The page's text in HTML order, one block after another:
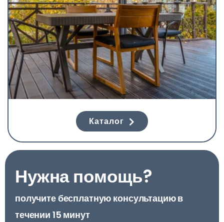
Каталог
Нужна помощь?
получите бесплатную консультацию в
течении 15 минут